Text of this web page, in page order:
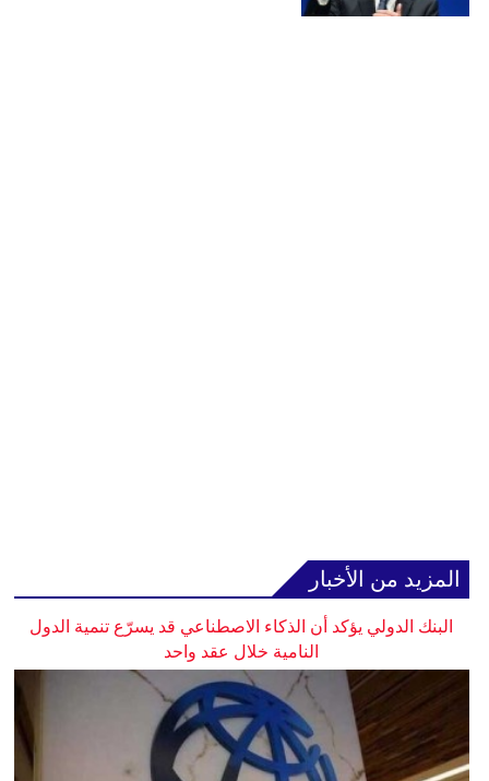
المزيد من الأخبار
البنك الدولي يؤكد أن الذكاء الاصطناعي قد يسرّع تنمية الدول
النامية خلال عقد واحد